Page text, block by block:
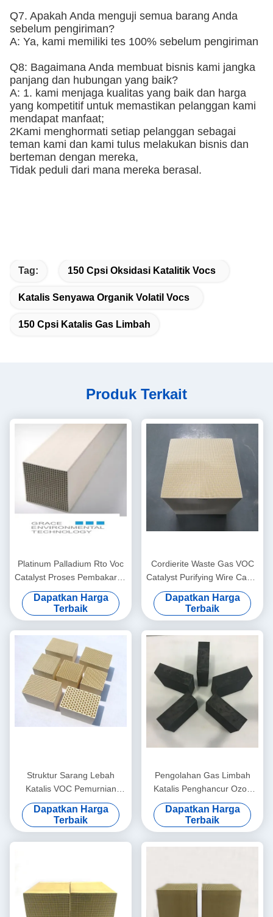
Q7. Apakah Anda menguji semua barang Anda
sebelum pengiriman?
A: Ya, kami memiliki tes 100% sebelum pengiriman
Q8: Bagaimana Anda membuat bisnis kami jangka
panjang dan hubungan yang baik?
A: 1. kami menjaga kualitas yang baik dan harga
yang kompetitif untuk memastikan pelanggan kami
mendapat manfaat;
2Kami menghormati setiap pelanggan sebagai
teman kami dan kami tulus melakukan bisnis dan
berteman dengan mereka,
Tidak peduli dari mana mereka berasal.
Tag: 150 Cpsi Oksidasi Katalitik Vocs
Katalis Senyawa Organik Volatil Vocs
150 Cpsi Katalis Gas Limbah
Produk Terkait
Platinum Palladium Rto Voc
Catalyst Proses Pembakaran
Sistem Oksidasi Katalitik
Dapatkan Harga
Terbaik
Cordierite Waste Gas VOC
Catalyst Purifying Wire Cable
Industri Mesin Kawat Enamel
Dapatkan Harga
Terbaik
Struktur Sarang Lebah
Katalis VOC Pemurnian
Udara Porositas Tinggi
Dapatkan Harga
Terbaik
Pengolahan Gas Limbah
Katalis Penghancur Ozon
150x150x50mm Hingga
300mm
Dapatkan Harga
Terbaik